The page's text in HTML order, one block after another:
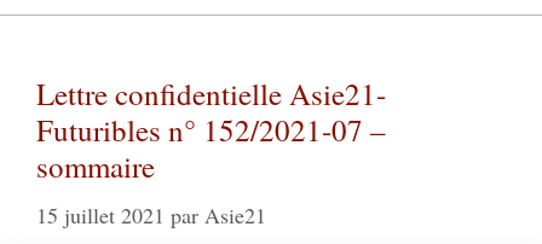
Lettre confidentielle Asie21-
Futuribles n° 152/2021-07 –
sommaire
15 juillet 2021 par Asie21